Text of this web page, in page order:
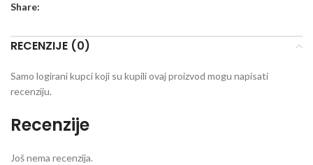
Share:
RECENZIJE (0)
Recenzije
Još nema recenzija.
Samo logirani kupci koji su kupili ovaj proizvod mogu napisati
recenziju.